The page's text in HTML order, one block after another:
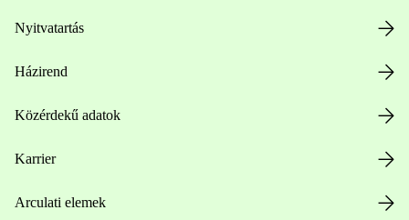
Nyitvatartás
Házirend
Közérdekű adatok
Karrier
Arculati elemek